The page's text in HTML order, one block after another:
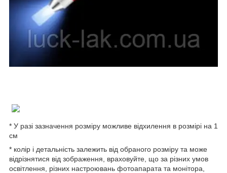
* У разі зазначення розміру можливе відхилення в розмірі на 1
см
* колір і детальність залежить від обраного розміру та може
відрізнятися від зображення, враховуйте, що за різних умов
освітлення, різних настроювань фотоапарата та монітора,